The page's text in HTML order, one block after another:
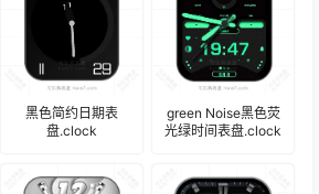
黑色简约日期表
盘.clock
green Noise黑色荧
光绿时间表盘.clock